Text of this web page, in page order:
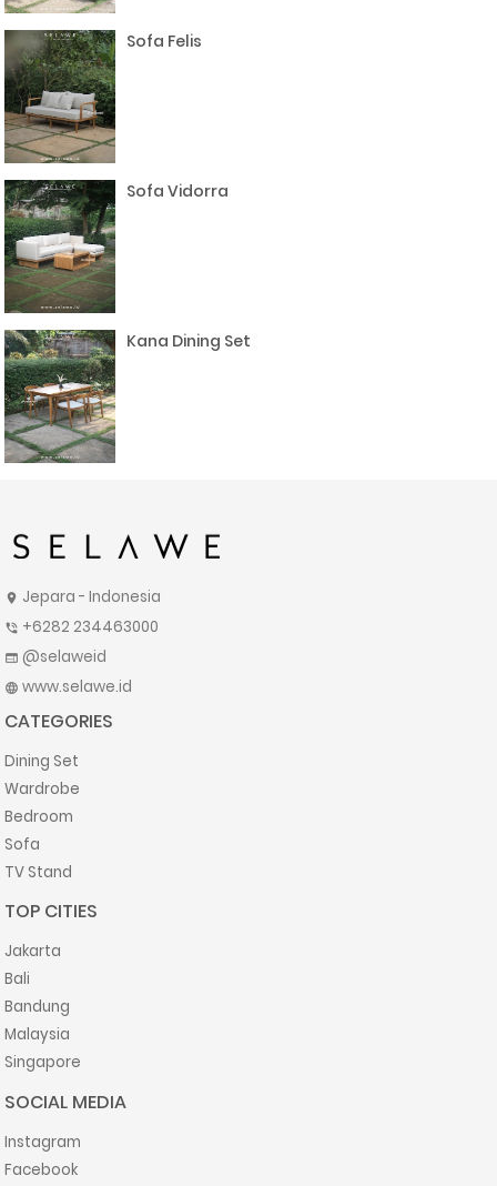
Sofa Felis
Sofa Vidorra
Kana Dining Set
location_on Jepara - Indonesia
phone_in_talk +6282 234463000
web @selaweid
language www.selawe.id
CATEGORIES
Dining Set
Wardrobe
Bedroom
Sofa
TV Stand
TOP CITIES
Jakarta
Bali
Bandung
Malaysia
Singapore
SOCIAL MEDIA
Instagram
Facebook